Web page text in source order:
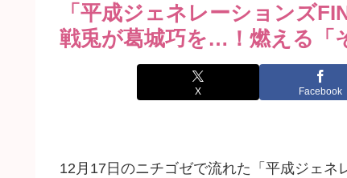
「平成ジェネレーションズ
戦兎が葛城巧を…！燃える「
X Facebook
12月17日のニチゴゼで流れた「平成ジェ